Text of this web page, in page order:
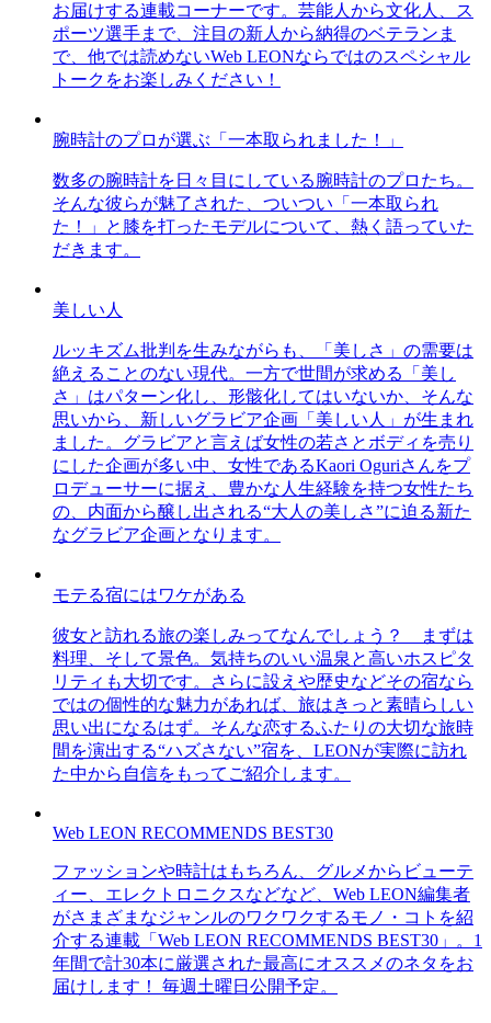
お届けする連載コーナーです。芸能人から文化人、ス
ポーツ選手まで、注目の新人から納得のベテランま
で、他では読めないWeb LEONならではのスペシャル
トークをお楽しみください！
腕時計のプロが選ぶ「一本取られました！」
数多の腕時計を日々目にしている腕時計のプロたち。
そんな彼らが魅了された、ついつい「一本取られ
た！」と膝を打ったモデルについて、熱く語っていた
だきます。
美しい人
ルッキズム批判を生みながらも、「美しさ」の需要は
絶えることのない現代。一方で世間が求める「美し
さ」はパターン化し、形骸化してはいないか、そんな
思いから、新しいグラビア企画「美しい人」が生まれ
ました。グラビアと言えば女性の若さとボディを売り
にした企画が多い中、女性であるKaori Oguriさんをプ
ロデューサーに据え、豊かな人生経験を持つ女性たち
の、内面から醸し出される“大人の美しさ”に迫る新た
なグラビア企画となります。
モテる宿にはワケがある
彼女と訪れる旅の楽しみってなんでしょう？ まずは
料理、そして景色。気持ちのいい温泉と高いホスピタ
リティも大切です。さらに設えや歴史などその宿なら
ではの個性的な魅力があれば、旅はきっと素晴らしい
思い出になるはず。そんな恋するふたりの大切な旅時
間を演出する“ハズさない”宿を、LEONが実際に訪れ
た中から自信をもってご紹介します。
Web LEON RECOMMENDS BEST30
ファッションや時計はもちろん、グルメからビューテ
ィー、エレクトロニクスなどなど、Web LEON編集者
がさまざまなジャンルのワクワクするモノ・コトを紹
介する連載「Web LEON RECOMMENDS BEST30」。1
年間で計30本に厳選された最高にオススメのネタをお
届けします！ 毎週土曜日公開予定。